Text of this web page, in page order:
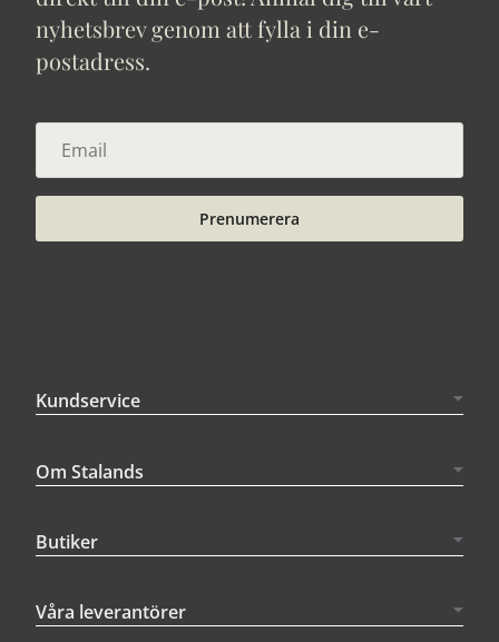
nyhetsbrev genom att fylla i din e-
postadress.
Prenumerera
Kundservice
Om Stalands
Butiker
Våra leverantörer